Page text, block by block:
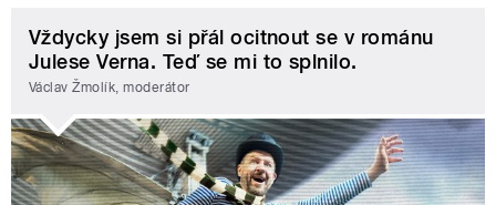
Vždycky jsem si přál ocitnout se v románu
Julese Verna. Teď se mi to splnilo.
Václav Žmolík, moderátor